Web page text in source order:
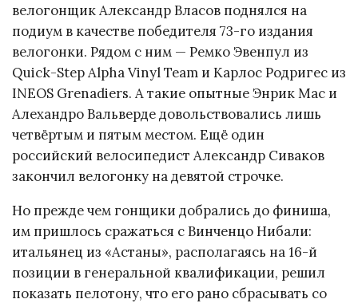
велогонщик Александр Власов поднялся на
подиум в качестве победителя 73-го издания
велогонки. Рядом с ним — Ремко Эвенпул из
Quick-Step Alpha Vinyl Team и Карлос Родригес из
INEOS Grenadiers. А такие опытные Энрик Мас и
Алехандро Вальверде довольствовались лишь
четвёртым и пятым местом. Ещё один
российский велосипедист Александр Сиваков
закончил велогонку на девятой строчке.
Но прежде чем гонщики добрались до финиша,
им пришлось сражаться с Винченцо Нибали:
итальянец из «Астаны», располагаясь на 16-й
позиции в генеральной квалификации, решил
показать пелотону, что его рано сбрасывать со